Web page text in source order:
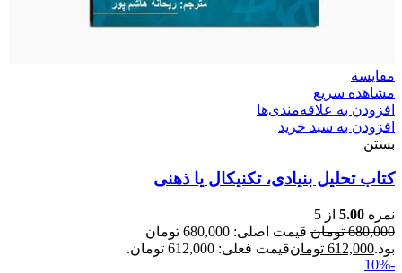
مقایسه
مشاهده سریع
افزودن به علاقه‌مندی‌ها
افزودن به سبد خرید
بستن
کتاب تحلیل بنیادی، تکنیکال یا ذهنی
نمره 5.00 از 5
680,000 تومان
قیمت اصلی: 680,000 تومان
بود.612,000 تومانقیمت فعلی: 612,000 تومان.
-10%